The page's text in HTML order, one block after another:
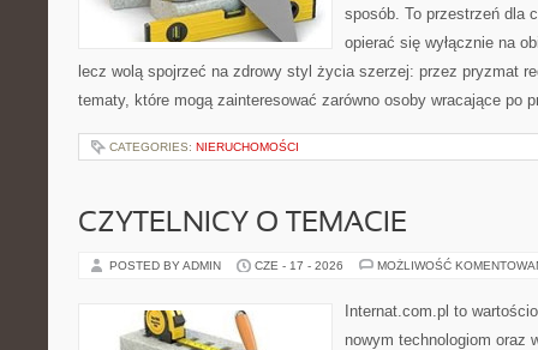
sposób. To przestrzeń dla
opierać się wyłącznie na
lecz wolą spojrzeć na zdrowy styl życia szerzej: przez pryzmat
tematy, które mogą zainteresować zarówno osoby wracające po
CATEGORIES: NIERUCHOMOŚCI
CZYTELNICY O TEMACIE
POSTED BY ADMIN CZE - 17 - 2026 MOŻLIWOŚĆ
Internat.com.pl to
nowym technologiom oraz